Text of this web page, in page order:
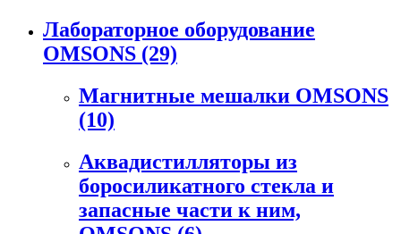
Лабораторное оборудование
OMSONS (29)
Магнитные мешалки OMSONS
(10)
Аквадистилляторы из
боросиликатного стекла и
запасные части к ним,